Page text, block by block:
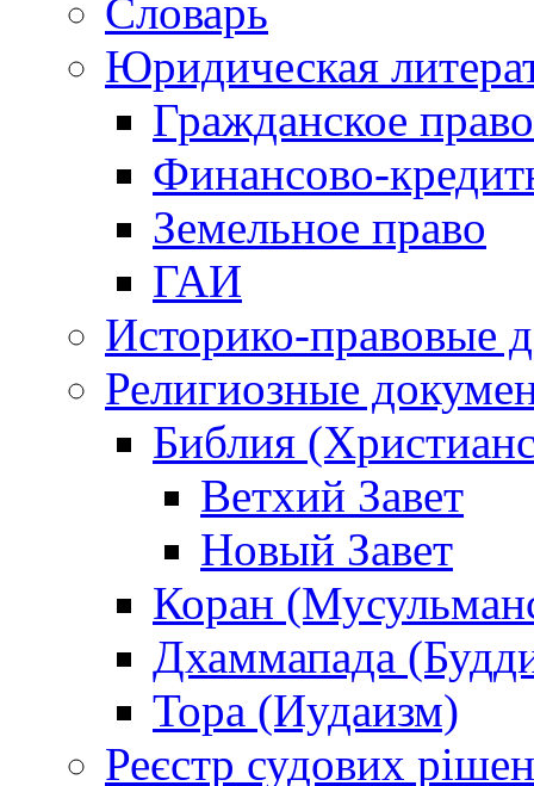
Словарь
Юридическая
Гражданское право
Финансово-
Земельное право
ГАИ
Историко-правовые
Религиозные
Библия
Ветхий Завет
Новый Завет
Коран
Дхаммапада
Тора (Иудаизм)
Реєстр судових